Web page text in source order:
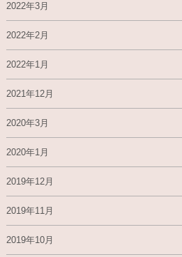
2022年3月
2022年2月
2022年1月
2021年12月
2020年3月
2020年1月
2019年12月
2019年11月
2019年10月